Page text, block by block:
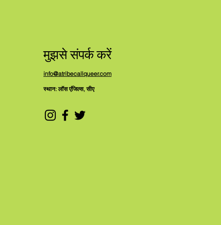
मुझसे संपर्क करें
info@atribecallqueer.com
स्थान: लॉस एंजिल्स, सीए